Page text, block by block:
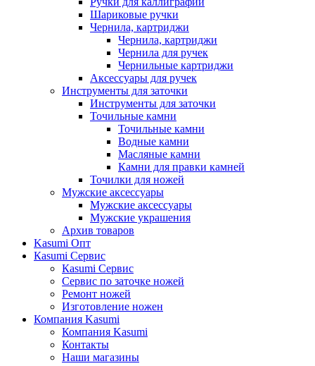
Шариковые ручки
Чернила, картриджи
Чернила, картриджи
Чернила для ручек
Чернильные картриджи
Аксессуары для ручек
Инструменты для заточки
Инструменты для заточки
Точильные камни
Точильные камни
Водные камни
Масляные камни
Камни для правки камней
Точилки для ножей
Мужские аксессуары
Мужские аксессуары
Мужские украшения
Архив товаров
Kasumi Опт
Кasumi Сервис
Кasumi Сервис
Сервис по заточке ножей
Ремонт ножей
Изготовление ножен
Компания Kasumi
Компания Kasumi
Контакты
Наши магазины